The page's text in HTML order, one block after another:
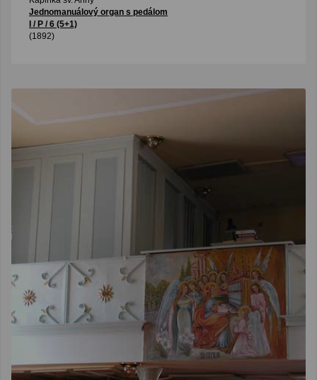
Jednomanuálový organ s pedálom
I / P / 6 (5+1)
(1892)